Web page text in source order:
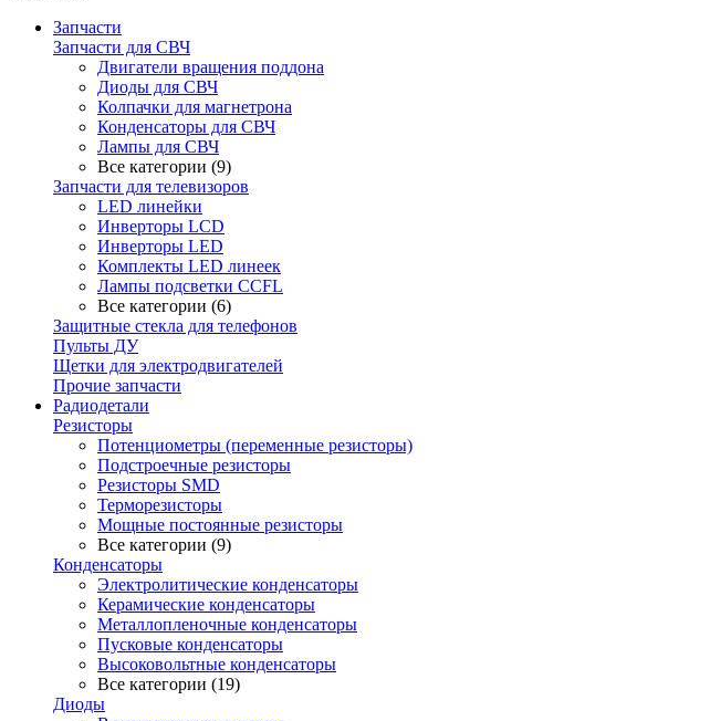
Запчасти
Запчасти для СВЧ
Двигатели вращения поддона
Диоды для СВЧ
Колпачки для магнетрона
Конденсаторы для СВЧ
Лампы для СВЧ
Все категории (9)
Запчасти для телевизоров
LED линейки
Инверторы LCD
Инверторы LED
Комплекты LED линеек
Лампы подсветки CCFL
Все категории (6)
Защитные стекла для телефонов
Пульты ДУ
Щетки для электродвигателей
Прочие запчасти
Радиодетали
Резисторы
Потенциометры (переменные резисторы)
Подстроечные резисторы
Резисторы SMD
Терморезисторы
Мощные постоянные резисторы
Все категории (9)
Конденсаторы
Электролитические конденсаторы
Керамические конденсаторы
Металлопленочные конденсаторы
Пусковые конденсаторы
Высоковольтные конденсаторы
Все категории (19)
Диоды